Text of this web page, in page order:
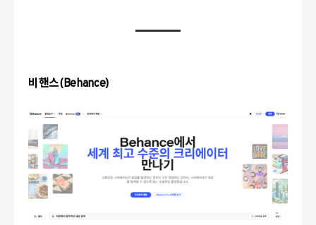
비핸스(Behance)